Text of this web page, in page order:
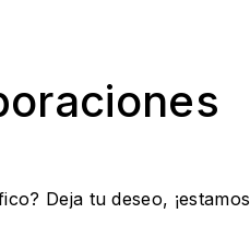
Deja tu deseo, ¡estamos